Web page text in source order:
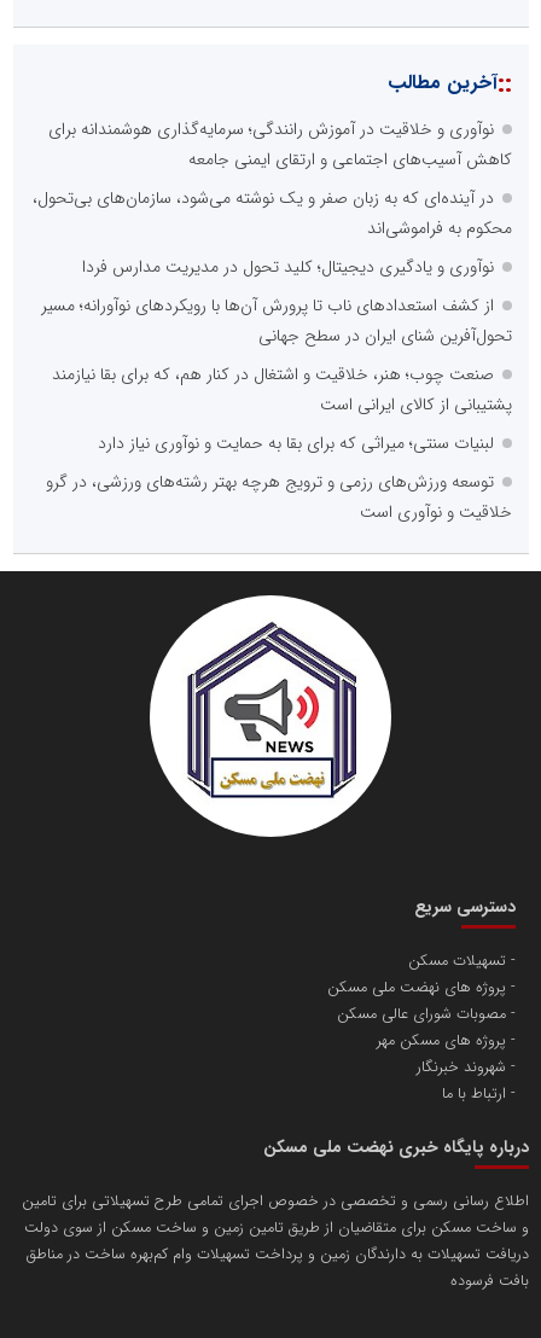
::آخرین مطالب
نوآوری و خلاقیت در آموزش رانندگی؛ سرمایه‌گذاری هوشمندانه برای
کاهش آسیب‌های اجتماعی و ارتقای ایمنی جامعه
در آینده‌ای که به زبان صفر و یک نوشته می‌شود، سازمان‌های بی‌تحول،
محکوم به فراموشی‌اند
نوآوری و یادگیری دیجیتال؛ کلید تحول در مدیریت مدارس فردا
از کشف استعدادهای ناب تا پرورش آن‌ها با رویکردهای نوآورانه؛ مسیر
تحول‌آفرین شنای ایران در سطح جهانی
صنعت چوب؛ هنر، خلاقیت و اشتغال در کنار هم، که برای بقا نیازمند
پشتیبانی از کالای ایرانی است
لبنیات سنتی؛ میراثی که برای بقا به حمایت و نوآوری نیاز دارد
توسعه ورزش‌های رزمی و ترویج هرچه بهتر رشته‌های ورزشی، در گرو
خلاقیت و نوآوری است
دسترسی سریع
تسهیلات مسکن
پروژه های نهضت ملی مسکن
مصوبات شورای عالی مسکن
پروژه های مسکن مهر
شهروند خبرنگار
ارتباط با ما
درباره پایگاه خبری نهضت ملی مسکن
اطلاع رسانی رسمی و تخصصی در خصوص اجرای تمامی طرح تسهیلاتی برای تامین
و ساخت مسکن برای متقاضیان از طریق تامین زمین و ساخت مسکن از سوی دولت
دریافت تسهیلات به دارندگان زمین و پرداخت تسهیلات وام کم‌بهره ساخت در مناطق
بافت فرسوده